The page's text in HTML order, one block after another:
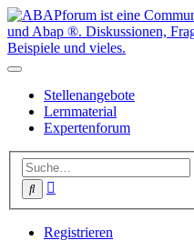
Stellenangebote
Lernmaterial
Expertenforum
Suche
Registrieren